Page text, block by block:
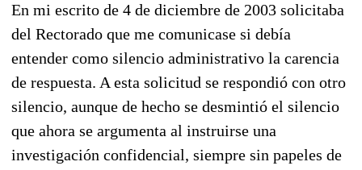
En mi escrito de 4 de diciembre de 2003 solicitaba
del Rectorado que me comunicase si debía
entender como silencio administrativo la carencia
de respuesta. A esta solicitud se respondió con otro
silencio, aunque de hecho se desmintió el silencio
que ahora se argumenta al instruirse una
investigación confidencial, siempre sin papeles de